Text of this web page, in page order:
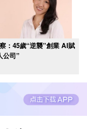
：45歲“逆襲”創業 AI賦
公司”